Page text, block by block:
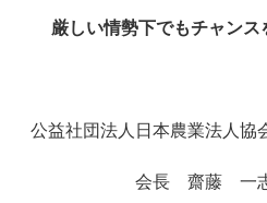
厳しい情勢下でもチャンス
公益社団法人日本農業法人協
会長 齋藤 一